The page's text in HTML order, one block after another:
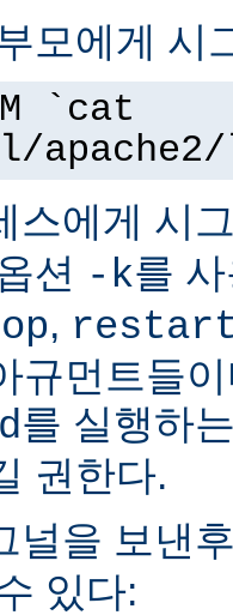
모에게 시
`cat
스에게 시
션 -k를
,
규먼트들
를 실행하
권한다.
널을 보낸
있다: